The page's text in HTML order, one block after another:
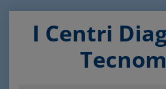
I Centri